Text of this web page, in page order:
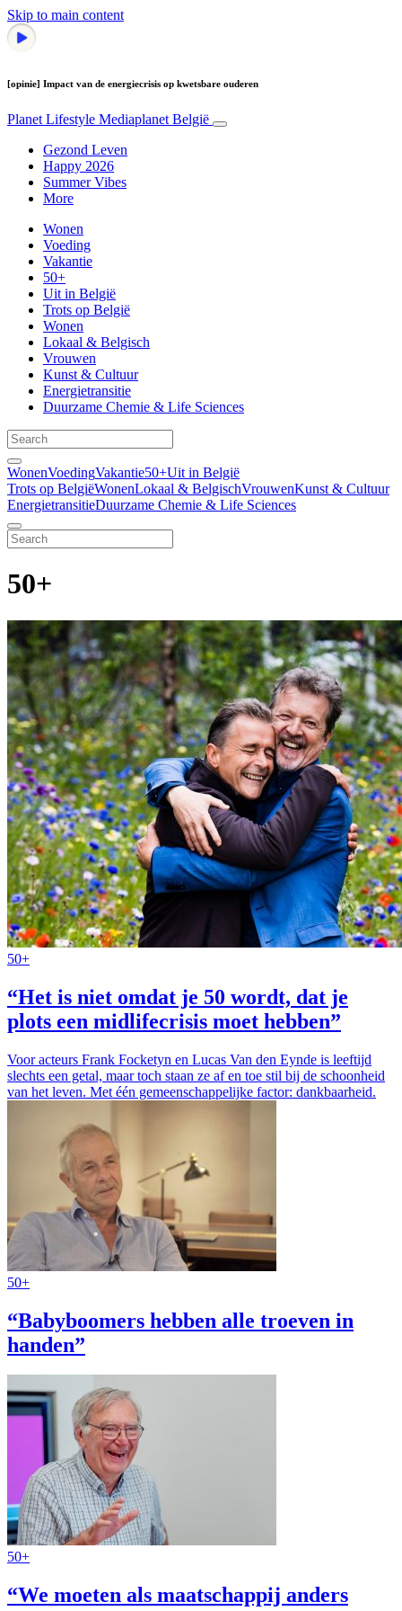
Skip to main content
[opinie] Impact van de energiecrisis op kwetsbare ouderen
Planet Lifestyle Mediaplanet België
Gezond Leven
Happy 2026
Summer Vibes
More
Wonen
Voeding
Vakantie
50+
Uit in België
Trots op België
Wonen
Lokaal & Belgisch
Vrouwen
Kunst & Cultuur
Energietransitie
Duurzame Chemie & Life Sciences
WonenVoedingVakantie50+Uit in België
Trots op BelgiëWonenLokaal & BelgischVrouwenKunst & Cultuur
EnergietransitieDuurzame Chemie & Life Sciences
50+
50+
“Het is niet omdat je 50 wordt, dat je
plots een midlifecrisis moet hebben”
Voor acteurs Frank Focketyn en Lucas Van den Eynde is leeftijd
slechts een getal, maar toch staan ze af en toe stil bij de schoonheid
van het leven. Met één gemeenschappelijke factor: dankbaarheid.
50+
“Babyboomers hebben alle troeven in
handen”
50+
“We moeten als maatschappij anders